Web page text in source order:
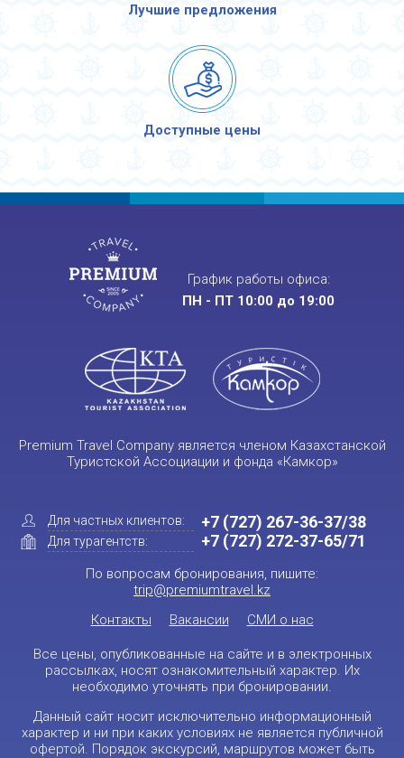
Лучшие предложения
Доступные цены
График работы офиса:
ПН - ПТ 10:00 до 19:00
Premium Travel Company является членом Казахстанской
Туристской Ассоциации и фонда «Камкор»
Для частных клиентов:
Для турагентств:
+7 (727) 267-36-37/38
+7 (727) 272-37-65/71
По вопросам бронирования, пишите:
trip@premiumtravel.kz
Контакты
Вакансии СМИ о нас
Все цены, опубликованные на сайте и в электронных
рассылках, носят ознакомительный характер. Их
необходимо уточнять при бронировании.
Данный сайт носит исключительно информационный
характер и ни при каких условиях не является публичной
офертой. Порядок экскурсий, маршрутов может быть